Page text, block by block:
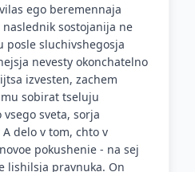
ego beremennaja
sostojanija ne
posle sluchivshegosja
nevesty okonchatelno
izvesten, zachem
sobirat tseluju
sveta, sorja
delo v tom, chto v
pokushenie - na sej
lishilsja pravnuka. On